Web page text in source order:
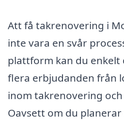
Att få takrenovering i
inte vara en svår
plattform kan du enkelt
flera erbjudanden från
inom takrenovering
Oavsett om du